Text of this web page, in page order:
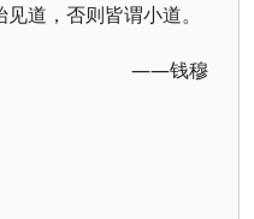
道，否则皆谓小道。
——钱穆